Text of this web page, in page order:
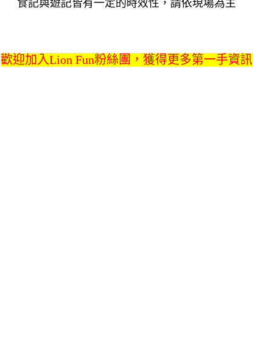
食記與遊記皆有一定的時效性，請依現場為主
歡迎加入Lion Fun粉絲團，獲得更多第一手資訊